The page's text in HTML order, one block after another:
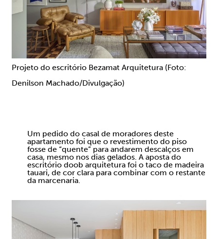
Projeto do escritório Bezamat Arquitetura (Foto:
Denilson Machado/Divulgação)
Um pedido do casal de moradores deste
apartamento foi que o revestimento do piso
fosse de “quente” para andarem descalços em
casa, mesmo nos dias gelados. A aposta do
escritório doob arquitetura foi o taco de madeira
tauari, de cor clara para combinar com o restante
da marcenaria.